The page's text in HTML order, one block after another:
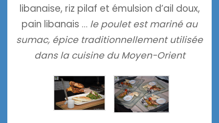
libanaise, riz pilaf et émulsion d’ail doux,
pain libanais … le poulet est mariné au
sumac, épice traditionnellement utilisée
dans la cuisine du Moyen-Orient